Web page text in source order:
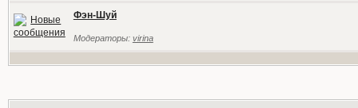
Фэн-Шуй
Модераторы: virina